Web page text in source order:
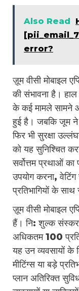
Also Read
error?
ज़ूम वीसी मोबाइल
की संभावना है।
के कई मामले सामने
हुई है। जबकि जूम ने
फिर भी सुरक्षा
को यह सुनिश्चित
सर्वोत्तम प्रथाओं
उपयोग करना,
प्रतिभागियों के
ज़ूम वीसी मोबाइल
हैं। नि: शुल्क
अधिकतम 100
यह उन व्यवसायों के
मीटिंग्स या बड़े
प्लान अतिरिक्त